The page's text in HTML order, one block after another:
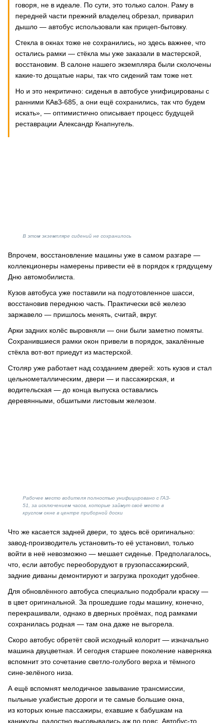
говоря, не в идеале. По сути, это только салон. Раму в
передней части прежний владелец обрезал, приварил
дышло — автобус использовали как прицеп-бытовку.
Стекла в окнах тоже не сохранились, но здесь важнее, что
остались рамки — стёкла мы уже заказали в мастерской,
восстановим. В салоне нашего экземпляра были сколочены
какие-то дощатые нары, так что сидений там тоже нет.
Но и это некритично: сиденья в автобусе унифицированы с
ранними КАвЗ-685, а они ещё сохранились, так что будем
искать», — оптимистично описывает процесс будущей
реставрации Александр Кнапнугель.
В этом экземпляре сидений не сохранилось
Впрочем, восстановление машины уже в самом разгаре —
коллекционеры намерены привести её в порядок к грядущему
Дню автомобилиста.
Кузов автобуса уже поставили на подготовленное шасси,
восстановив переднюю часть. Практически всё железо
заржавело — пришлось менять, считай, вкруг.
Арки задних колёс выровняли — они были заметно помяты.
Сохранившиеся рамки окон привели в порядок, закалённые
стёкла вот-вот приедут из мастерской.
Столяр уже работает над созданием дверей: хоть кузов и стал
цельнометаллическим, двери — и пассажирская, и
водительская — до конца выпуска оставались
деревянными, обшитыми листовым железом.
Рабочее место водителя полностью унифицировано с ГАЗ-
51, за исключением часов, которые займут своё место в
круглом окне в центре приборной доски
Что же касается задней двери, то здесь всё оригинально:
завод-производитель установить-то её установил, только
войти в неё невозможно — мешает сиденье. Предполагалось,
что, если автобус переоборудуют в грузопассажирский,
задние диваны демонтируют и загрузка проходит удобнее.
Для обновлённого автобуса специально подобрали краску —
в цвет оригинальной. За прошедшие годы машину, конечно,
перекрашивали, однако в дверных проёмах, под рамками
сохранилась родная — там она даже не выгорела.
Скоро автобус обретёт свой исходный колорит — изначально
машина двуцветная. И сегодня старшее поколение наверняка
вспомнит это сочетание светло-голубого верха и тёмного
сине-зелёного низа.
А ещё вспомнят мелодичное завывание трансмиссии,
пыльные ухабистые дороги и те самые большие окна,
из которых юные пассажиры, ехавшие к бабушкам на
каникулы, радостно высовывались аж по пояс. Автобус-то